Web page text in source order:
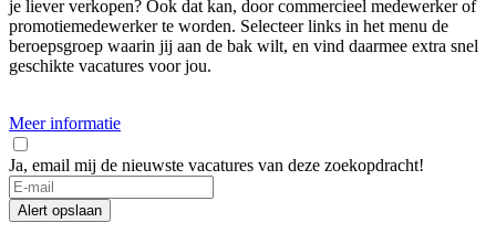
je liever verkopen? Ook dat kan, door commercieel medewerker of
promotiemedewerker te worden. Selecteer links in het menu de
beroepsgroep waarin jij aan de bak wilt, en vind daarmee extra snel
geschikte vacatures voor jou.
Meer informatie
Ja, email mij de nieuwste vacatures van deze zoekopdracht!
Alert opslaan